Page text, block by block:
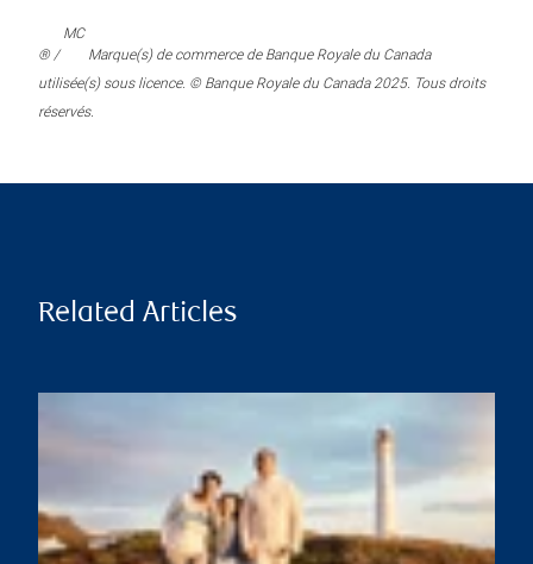
® /
MC
Marque(s) de commerce de Banque Royale du Canada
utilisée(s) sous licence. © Banque Royale du Canada 2025. Tous droits
réservés.
Related Articles